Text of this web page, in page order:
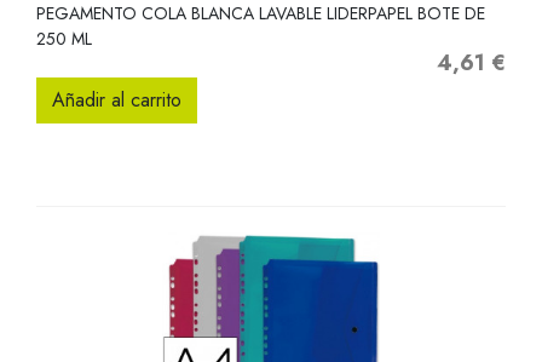
PEGAMENTO COLA BLANCA LAVABLE LIDERPAPEL BOTE DE
250 ML
Precio
4,61 €
Añadir al carrito